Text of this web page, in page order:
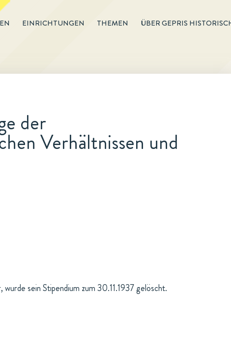
EINRICHTUNGEN THEMEN ÜBER GEPRIS
der
Verhältnissen und
sein Stipendium zum 30.11.1937 gelöscht.